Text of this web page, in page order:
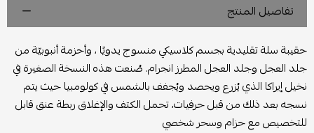
تفاصيل المنتج
حقيبة سلة تقليدية بجسم كلاسيكي منسوج يدويًا ، وأحزمة أنبوبيّة من
جلد العجل وجلد العجل المطرز انجرام. صُنعت هذه النسخة الصغيرة في
نخيل إيراكا الذي يُزرع ويحصد ويُجفف بالشمس في كولومبيا حيث يتم
نسجه بعد ذلك من قبل حرفيات، تحمل الكتف والإغلاق ربطة عنق قابل
للتخصيص مع حزام وسحر شخصي